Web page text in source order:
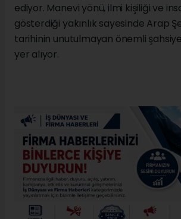
ediyor. Manevi yönü, ilmi kişiliği ve
gösterdiği yakınlık sayesinde Arap
tarihinin unutulmayan önemli
yer alıyor.